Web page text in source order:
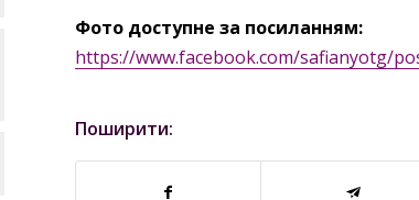
Фото доступне за посиланням:
https://www.facebook.com/safianyotg/
Поширити: